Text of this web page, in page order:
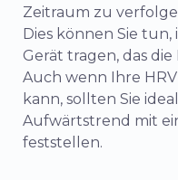
Zeitraum zu
Dies können Sie
Gerät tragen, das
Auch wenn Ihre
kann, sollten Sie
Aufwärtstrend mit
feststellen.